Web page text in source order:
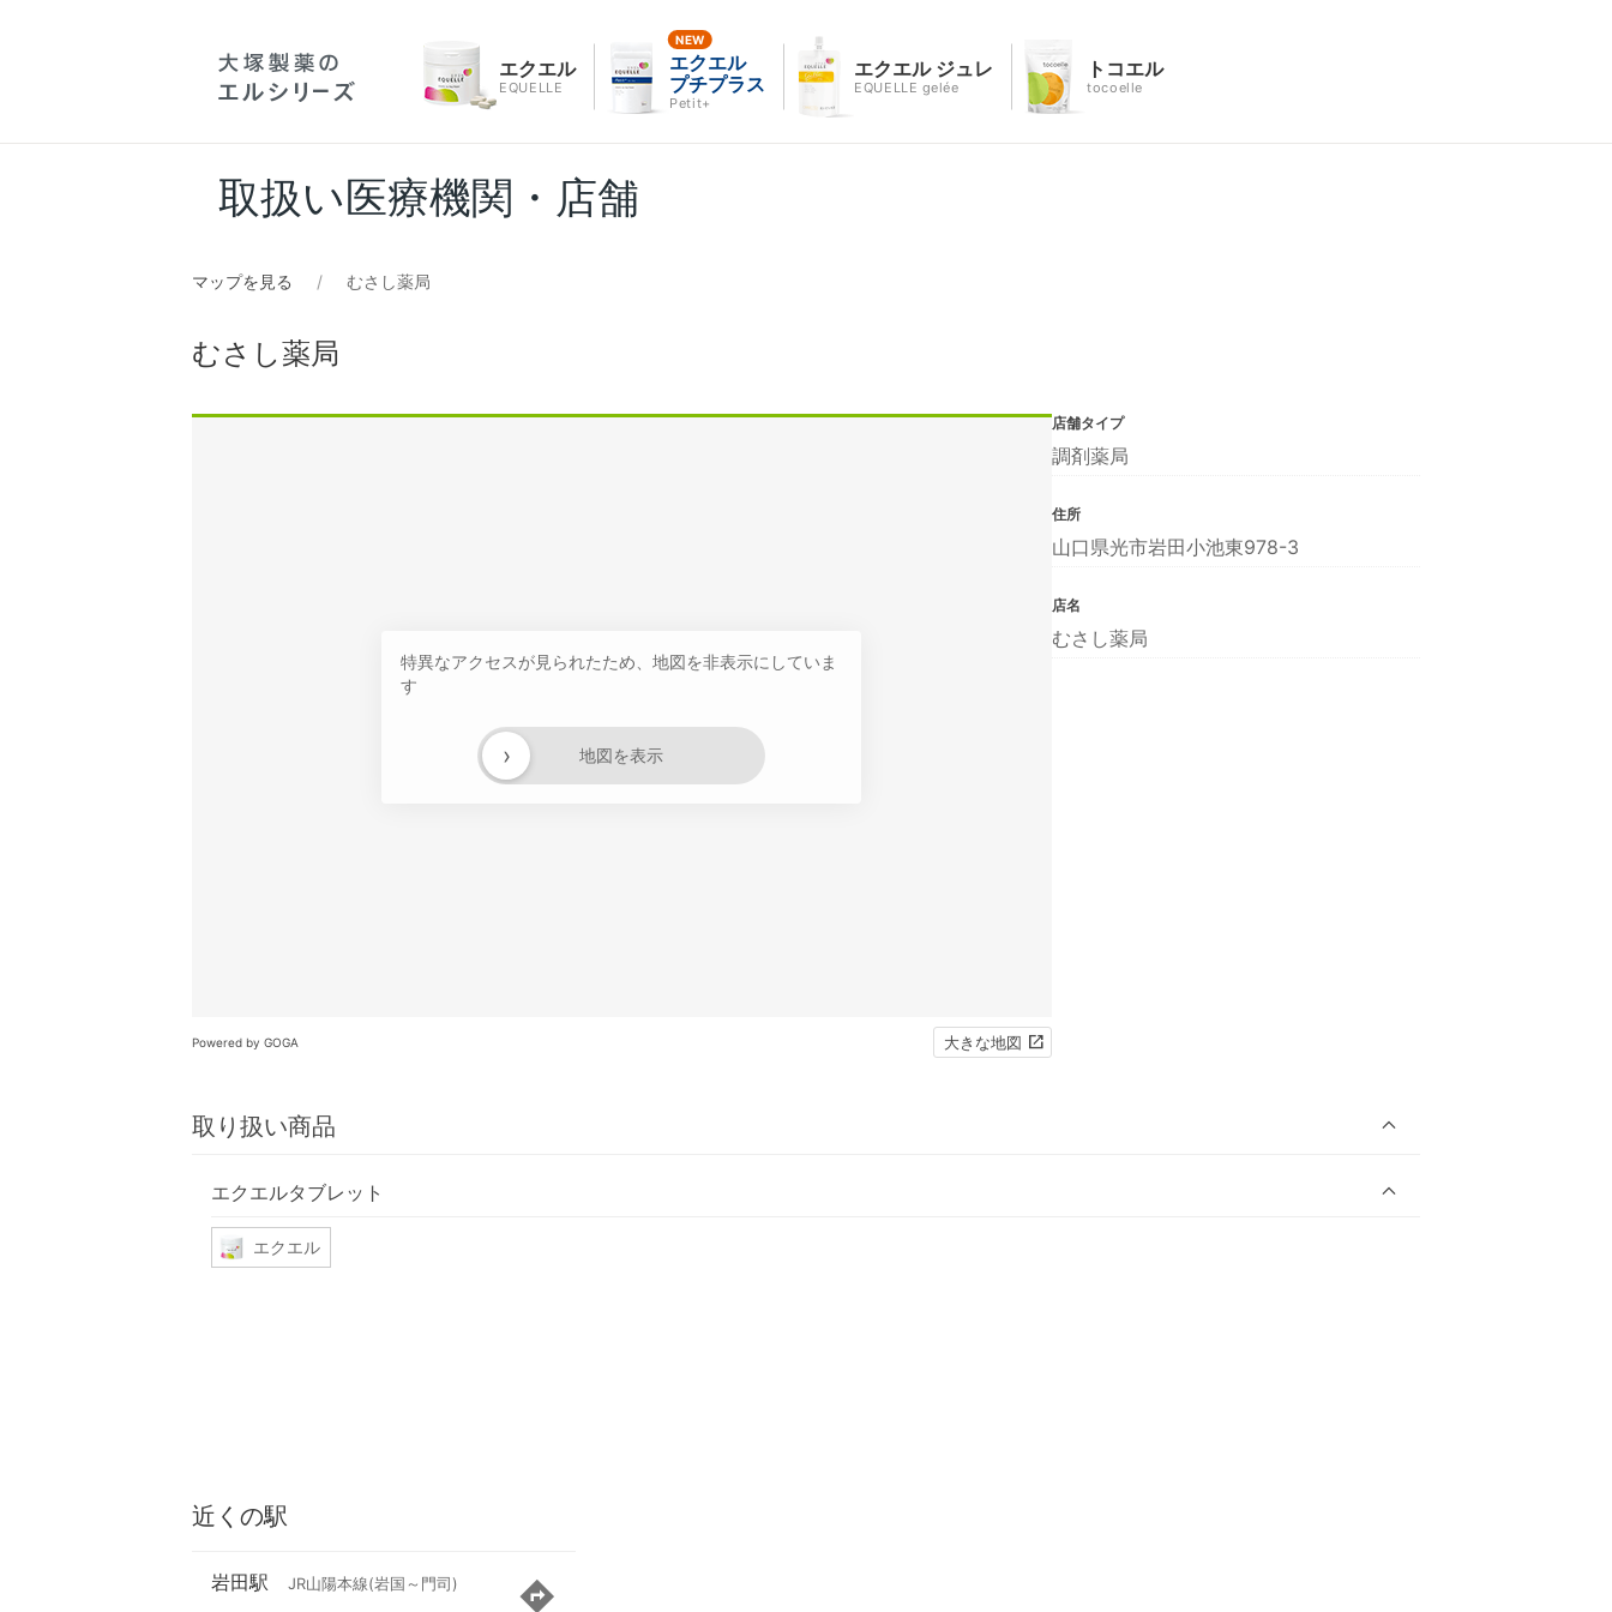
エクエル
EQUELLE
エクエル
プチプラス
Petit+
エクエル ジュレ
EQUELLE gelée
トコエル
tocoelle
取扱い医療機関・店舗
マップを見る むさし薬局
むさし薬局
特異なアクセスが見られたため、地図を非表示にしていま
す
地図を表示
›
Powered by GOGA 大きな地図
取り扱い商品
エクエルタブレット
エクエル
店舗タイプ
調剤薬局
住所
山口県光市岩田小池東978-3
店名
むさし薬局
近くの駅
岩田駅 JR山陽本線(岩国～門司)